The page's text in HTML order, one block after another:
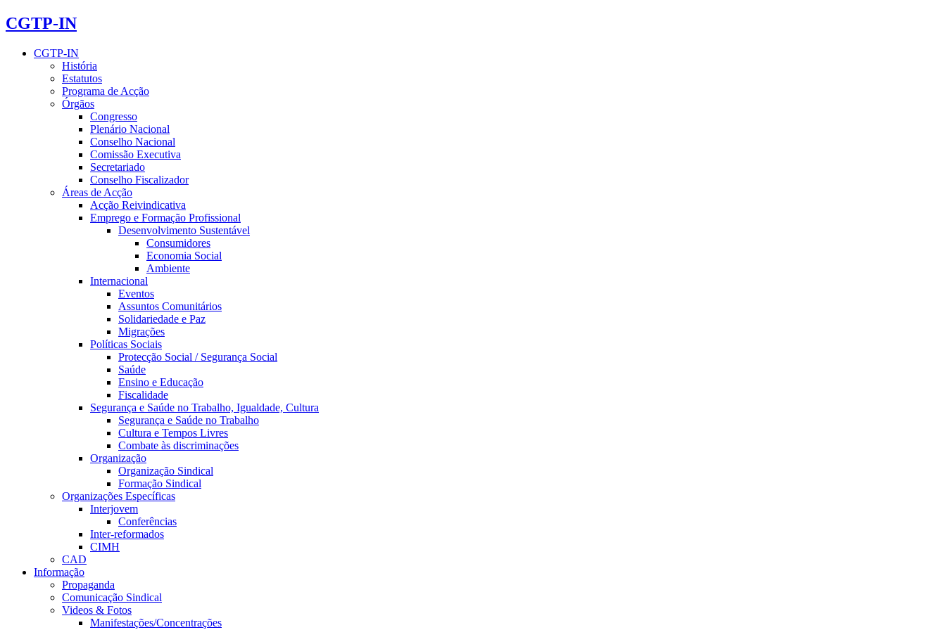
CGTP-IN
CGTP-IN
História
Estatutos
Programa de Acção
Órgãos
Congresso
Plenário Nacional
Conselho Nacional
Comissão Executiva
Secretariado
Conselho Fiscalizador
Áreas de Acção
Acção Reivindicativa
Emprego e Formação Profissional
Desenvolvimento Sustentável
Consumidores
Economia Social
Ambiente
Internacional
Eventos
Assuntos Comunitários
Solidariedade e Paz
Migrações
Políticas Sociais
Protecção Social / Segurança Social
Saúde
Ensino e Educação
Fiscalidade
Segurança e Saúde no Trabalho, Igualdade, Cultura
Segurança e Saúde no Trabalho
Cultura e Tempos Livres
Combate às discriminações
Organização
Organização Sindical
Formação Sindical
Organizações Específicas
Interjovem
Conferências
Inter-reformados
CIMH
CAD
Informação
Propaganda
Comunicação Sindical
Videos & Fotos
Manifestações/Concentrações